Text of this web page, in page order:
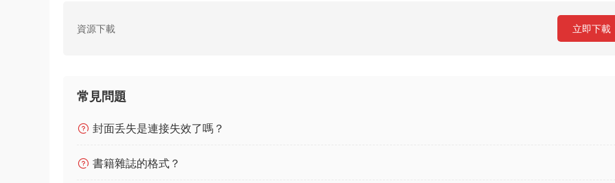
資源下載 立即下載
常見問題
封面丢失是連接失效了嗎？
書籍雜誌的格式？